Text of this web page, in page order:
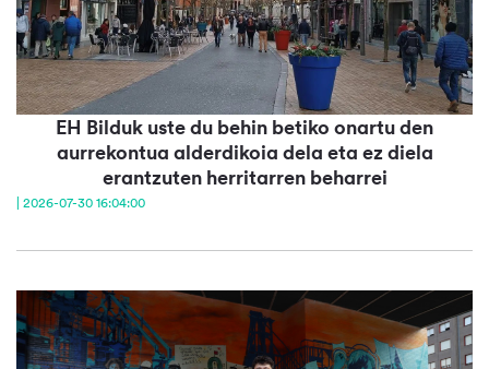
EH Bilduk uste du behin betiko onartu den
aurrekontua alderdikoia dela eta ez diela
erantzuten herritarren beharrei
| 2026-07-30 16:04:00